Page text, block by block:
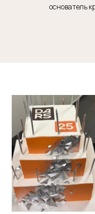
основатель
Заполните форму,